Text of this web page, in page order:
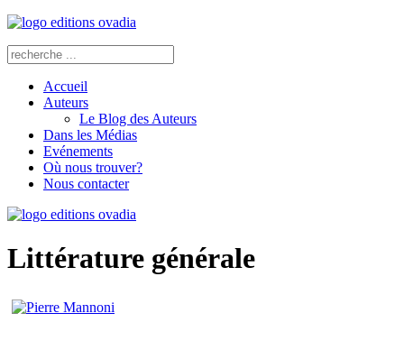
Accueil
Auteurs
Le Blog des Auteurs
Dans les Médias
Evénements
Où nous trouver?
Nous contacter
Littérature générale